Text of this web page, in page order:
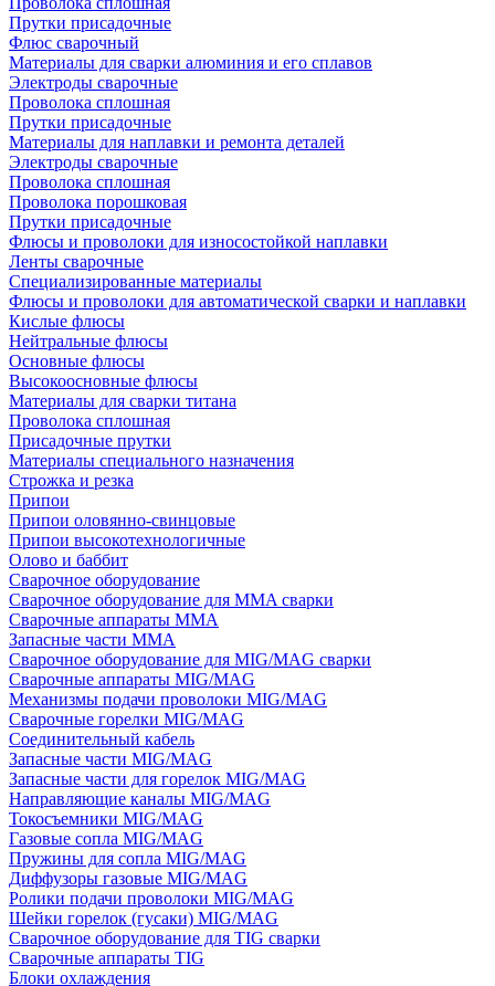
Прутки присадочные
Флюс сварочный
Материалы для сварки алюминия и его сплавов
Электроды сварочные
Проволока сплошная
Прутки присадочные
Материалы для наплавки и ремонта деталей
Электроды сварочные
Проволока сплошная
Проволока порошковая
Прутки присадочные
Флюсы и проволоки для износостойкой наплавки
Ленты сварочные
Специализированные материалы
Флюсы и проволоки для автоматической сварки и наплавки
Кислые флюсы
Нейтральные флюсы
Основные флюсы
Высокоосновные флюсы
Материалы для сварки титана
Проволока сплошная
Присадочные прутки
Материалы специального назначения
Строжка и резка
Припои
Припои оловянно-свинцовые
Припои высокотехнологичные
Олово и баббит
Сварочное оборудование
Сварочное оборудование для MMA сварки
Сварочные аппараты MMA
Запасные части MMA
Сварочное оборудование для MIG/MAG сварки
Сварочные аппараты MIG/MAG
Механизмы подачи проволоки MIG/MAG
Сварочные горелки MIG/MAG
Соединительный кабель
Запасные части MIG/MAG
Запасные части для горелок MIG/MAG
Направляющие каналы MIG/MAG
Токосъемники MIG/MAG
Газовые сопла MIG/MAG
Пружины для сопла MIG/MAG
Диффузоры газовые MIG/MAG
Ролики подачи проволоки MIG/MAG
Шейки горелок (гусаки) MIG/MAG
Сварочное оборудование для TIG сварки
Сварочные аппараты TIG
Блоки охлаждения